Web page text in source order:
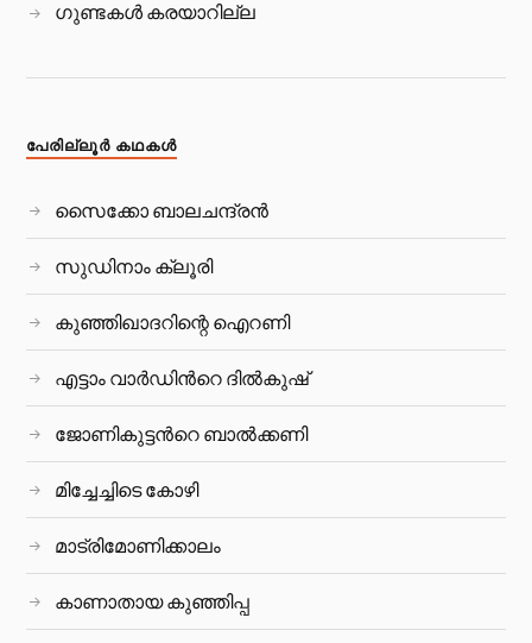
ഗുണ്ടകൾ കരയാറില്ല
പേരില്ലൂര്‍ കഥകള്‍
സൈക്കോ ബാലചന്ദ്രൻ
സുഡിനാം ക്ലൂരി
കുഞ്ഞിഖാദറിന്റെ ഐറണി
എട്ടാം വാർഡിന്‍റെ ദിൽകുഷ്
ജോണികുട്ടന്‍റെ ബാല്‍ക്കണി
മിച്ചേച്ചിടെ കോഴി
മാട്രിമോണിക്കാലം
കാണാതായ കുഞ്ഞിപ്പ